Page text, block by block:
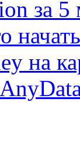
за 5
начать
на